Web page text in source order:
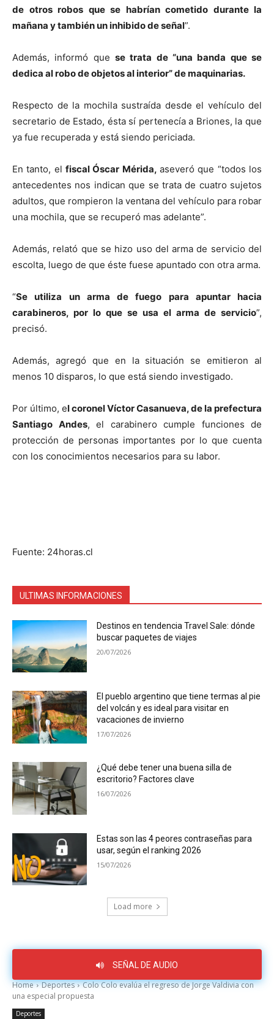
de otros robos que se habrían cometido durante la
mañana y también un inhibido de señal”.
Además, informó que se trata de “una banda que se
dedica al robo de objetos al interior” de maquinarias.
Respecto de la mochila sustraída desde el vehículo del
secretario de Estado, ésta sí pertenecía a Briones, la que
ya fue recuperada y está siendo periciada.
En tanto, el fiscal Óscar Mérida, aseveró que “todos los
antecedentes nos indican que se trata de cuatro sujetos
adultos, que rompieron la ventana del vehículo para robar
una mochila, que se recuperó mas adelante”.
Además, relató que se hizo uso del arma de servicio del
escolta, luego de que éste fuese apuntado con otra arma.
“Se utiliza un arma de fuego para apuntar hacia
carabineros, por lo que se usa el arma de servicio”,
precisó.
Además, agregó que en la situación se emitieron al
menos 10 disparos, lo que está siendo investigado.
Por último, el coronel Víctor Casanueva, de la prefectura
Santiago Andes, el carabinero cumple funciones de
protección de personas importantes por lo que cuenta
con los conocimientos necesarios para su labor.
Fuente: 24horas.cl
ULTIMAS INFORMACIONES
Destinos en tendencia Travel Sale: dónde
buscar paquetes de viajes
20/07/2026
El pueblo argentino que tiene termas al pie
del volcán y es ideal para visitar en
vacaciones de invierno
17/07/2026
¿Qué debe tener una buena silla de
escritorio? Factores clave
16/07/2026
Estas son las 4 peores contraseñas para
usar, según el ranking 2026
15/07/2026
Load more